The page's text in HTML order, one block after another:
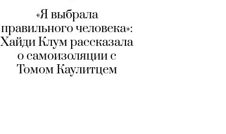
«Я выбрала
правильного человека»:
Хайди Клум рассказала
о самоизоляции с
Томом Каулитцем